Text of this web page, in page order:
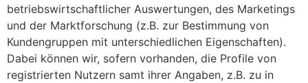
betriebswirtschaftlicher Auswertungen, des Marketings
und der Marktforschung (z.B. zur Bestimmung von
Kundengruppen mit unterschiedlichen Eigenschaften).
Dabei können wir, sofern vorhanden, die Profile von
registrierten Nutzern samt ihrer Angaben, z.B. zu in